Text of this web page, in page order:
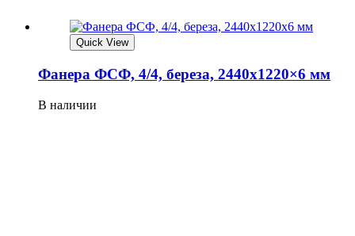
Quick View
Фанера ФСФ, 4/4, береза, 2440х1220×6 мм
В наличии